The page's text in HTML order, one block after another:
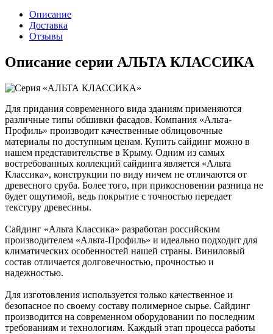
Описание
Доставка
Отзывы
Описание серии АЛЬТА КЛАССИКА
Для придания современного вида зданиям применяются
различные типы обшивки фасадов. Компания «Альта-
Профиль» производит качественные облицовочные
материалы по доступным ценам. Купить сайдинг можно в
нашем представительстве в Крыму. Одним из самых
востребованных коллекций сайдинга является «Альта
Классика», конструкции по виду ничем не отличаются от
древесного сруба. Более того, при прикосновении разница не
будет ощутимой, ведь покрытие с точностью передает
текстуру древесины.
Сайдинг «Альта Классика» разработан российским
производителем «Альта-Профиль» и идеально подходит для
климатических особенностей нашей страны. Виниловый
состав отличается долговечностью, прочностью и
надежностью.
Для изготовления используется только качественное и
безопасное по своему составу полимерное сырье. Сайдинг
производится на современном оборудовании по последним
требованиям и технологиям. Каждый этап процесса работы